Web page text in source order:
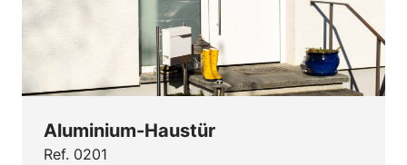
Aluminium-Haustür
Ref. 0201